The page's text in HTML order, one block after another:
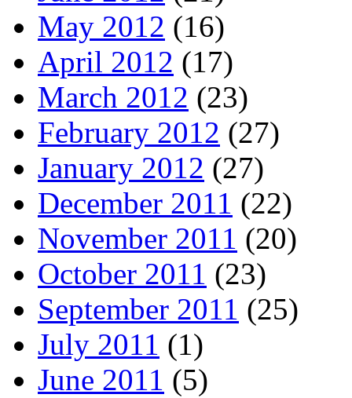
May 2012 (16)
April 2012 (17)
March 2012 (23)
February 2012 (27)
January 2012 (27)
December 2011 (22)
November 2011 (20)
October 2011 (23)
September 2011 (25)
July 2011 (1)
June 2011 (5)